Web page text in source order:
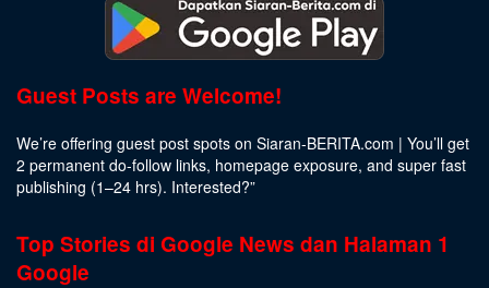
Guest Posts are Welcome!
We’re offering guest post spots on Siaran-BERITA.com | You’ll get
2 permanent do-follow links, homepage exposure, and super fast
publishing (1–24 hrs). Interested?”
Top Stories di Google News dan Halaman 1
Google